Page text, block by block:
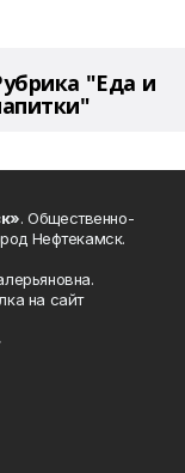
"Еда и
. Общественно-
Нефтекамск.
на сайт